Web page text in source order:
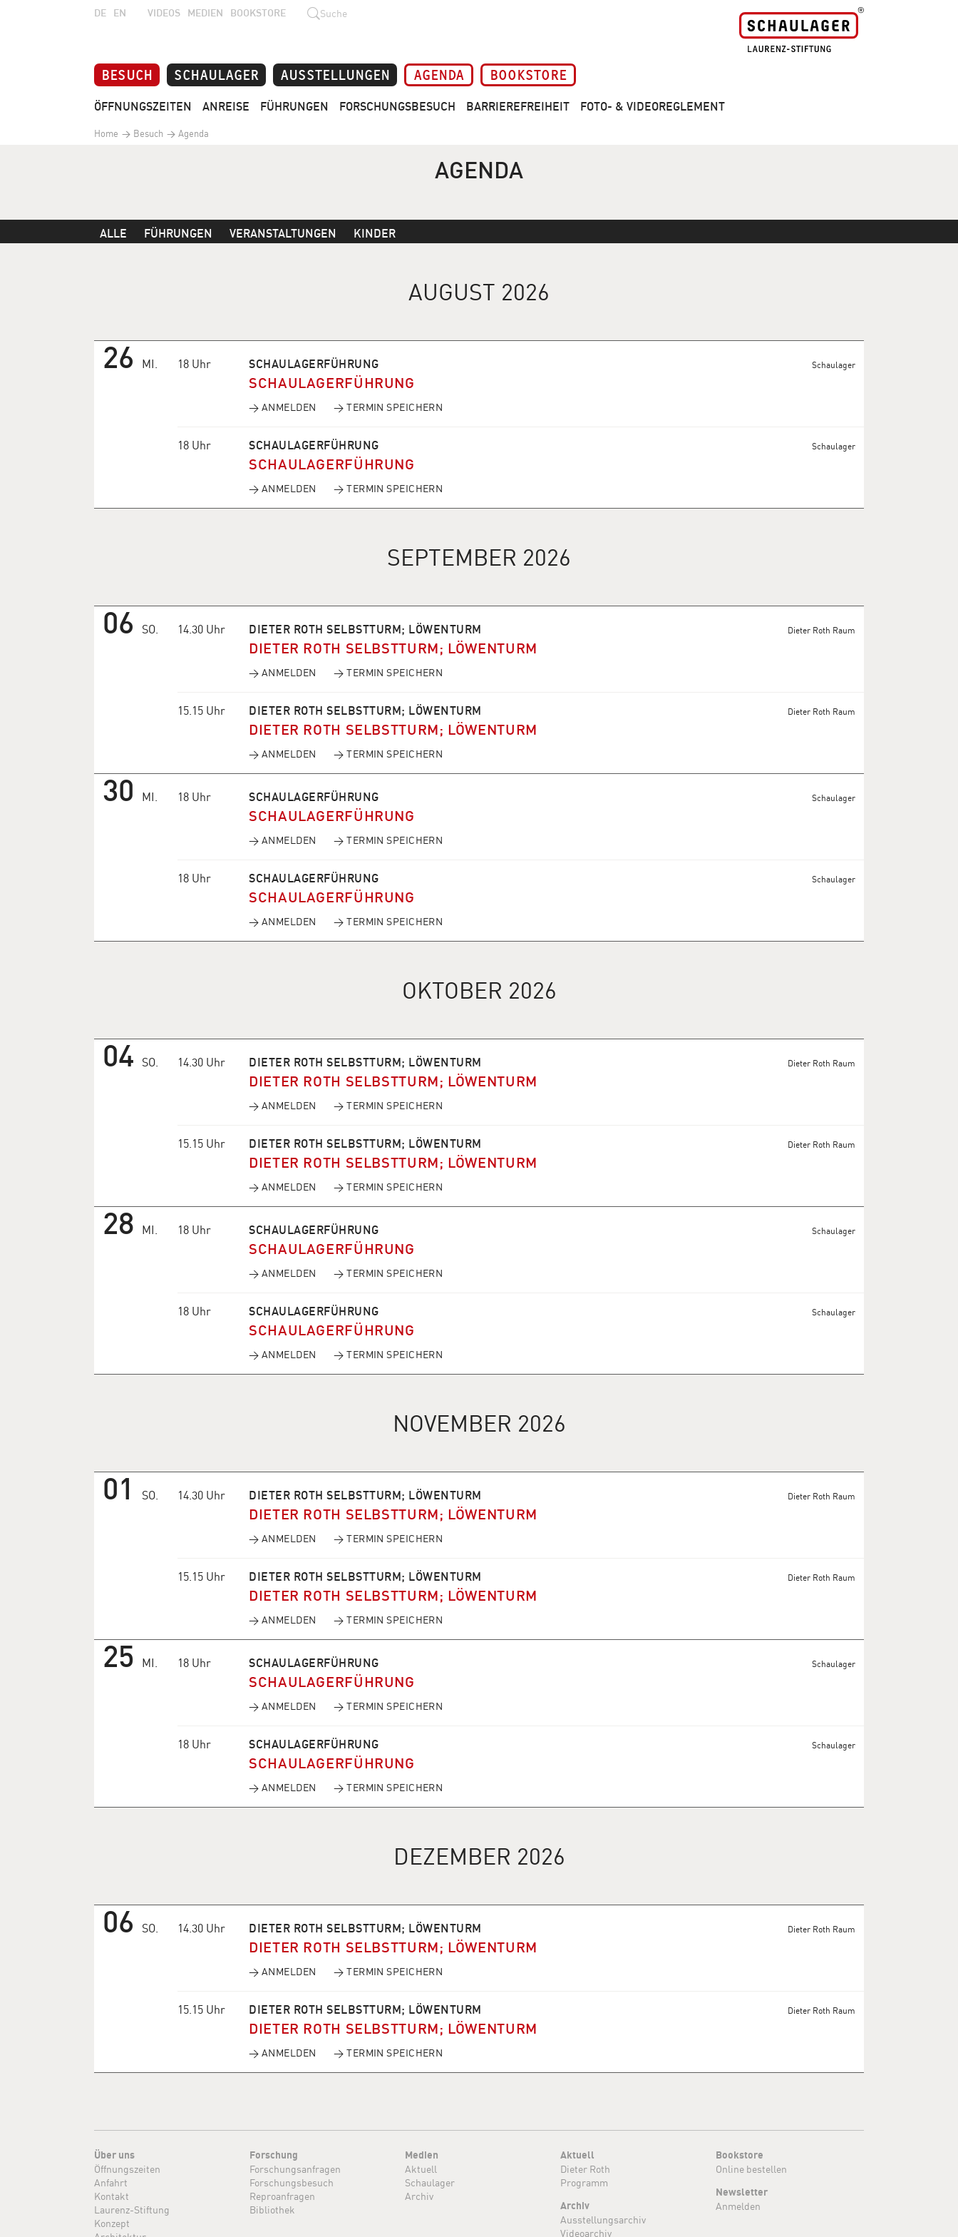
DE EN VIDEOS MEDIEN BOOKSTORE Suche
BESUCH SCHAULAGER AUSSTELLUNGEN AGENDA BOOKSTORE
ÖFFNUNGSZEITEN ANREISE FÜHRUNGEN FORSCHUNGSBESUCH BARRIEREFREIHEIT FOTO- & VIDEOREGLEMENT
Home Besuch Agenda
AGENDA
ALLE FÜHRUNGEN VERANSTALTUNGEN KINDER
AUGUST 2026
26 MI. 18 Uhr Schaulager
SCHAULAGERFÜHRUNG
SCHAULAGERFÜHRUNG
→ ANMELDEN → TERMIN SPEICHERN
18 Uhr Schaulager
SCHAULAGERFÜHRUNG
SCHAULAGERFÜHRUNG
→ ANMELDEN → TERMIN SPEICHERN
SEPTEMBER 2026
06 SO. 14.30 Uhr Dieter Roth Raum
DIETER ROTH SELBSTTURM; LÖWENTURM
DIETER ROTH SELBSTTURM; LÖWENTURM
→ ANMELDEN → TERMIN SPEICHERN
15.15 Uhr Dieter Roth Raum
DIETER ROTH SELBSTTURM; LÖWENTURM
DIETER ROTH SELBSTTURM; LÖWENTURM
→ ANMELDEN → TERMIN SPEICHERN
30 MI. 18 Uhr Schaulager
SCHAULAGERFÜHRUNG
SCHAULAGERFÜHRUNG
→ ANMELDEN → TERMIN SPEICHERN
18 Uhr Schaulager
SCHAULAGERFÜHRUNG
SCHAULAGERFÜHRUNG
→ ANMELDEN → TERMIN SPEICHERN
OKTOBER 2026
04 SO. 14.30 Uhr Dieter Roth Raum
DIETER ROTH SELBSTTURM; LÖWENTURM
DIETER ROTH SELBSTTURM; LÖWENTURM
→ ANMELDEN → TERMIN SPEICHERN
15.15 Uhr Dieter Roth Raum
DIETER ROTH SELBSTTURM; LÖWENTURM
DIETER ROTH SELBSTTURM; LÖWENTURM
→ ANMELDEN → TERMIN SPEICHERN
28 MI. 18 Uhr Schaulager
SCHAULAGERFÜHRUNG
SCHAULAGERFÜHRUNG
→ ANMELDEN → TERMIN SPEICHERN
18 Uhr Schaulager
SCHAULAGERFÜHRUNG
SCHAULAGERFÜHRUNG
→ ANMELDEN → TERMIN SPEICHERN
NOVEMBER 2026
01 SO. 14.30 Uhr Dieter Roth Raum
DIETER ROTH SELBSTTURM; LÖWENTURM
DIETER ROTH SELBSTTURM; LÖWENTURM
→ ANMELDEN → TERMIN SPEICHERN
15.15 Uhr Dieter Roth Raum
DIETER ROTH SELBSTTURM; LÖWENTURM
DIETER ROTH SELBSTTURM; LÖWENTURM
→ ANMELDEN → TERMIN SPEICHERN
25 MI. 18 Uhr Schaulager
SCHAULAGERFÜHRUNG
SCHAULAGERFÜHRUNG
→ ANMELDEN → TERMIN SPEICHERN
18 Uhr Schaulager
SCHAULAGERFÜHRUNG
SCHAULAGERFÜHRUNG
→ ANMELDEN → TERMIN SPEICHERN
DEZEMBER 2026
06 SO. 14.30 Uhr Dieter Roth Raum
DIETER ROTH SELBSTTURM; LÖWENTURM
DIETER ROTH SELBSTTURM; LÖWENTURM
→ ANMELDEN → TERMIN SPEICHERN
15.15 Uhr Dieter Roth Raum
DIETER ROTH SELBSTTURM; LÖWENTURM
DIETER ROTH SELBSTTURM; LÖWENTURM
→ ANMELDEN → TERMIN SPEICHERN
Über uns
Öffnungszeiten
Anfahrt
Kontakt
Laurenz-Stiftung
Konzept
Forschung
Forschungsanfragen
Forschungsbesuch
Reproanfragen
Bibliothek
Medien
Aktuell
Schaulager
Archiv
Aktuell
Dieter Roth
Programm
Archiv
Ausstellungsarchiv
Videoarchiv
Bookstore
Online bestellen
Newsletter
Anmelden